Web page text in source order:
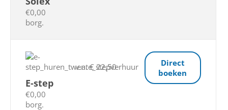
€0,00
borg.
E-step
€0,00
borg.
v.a. € 22,50
Direct
boeken